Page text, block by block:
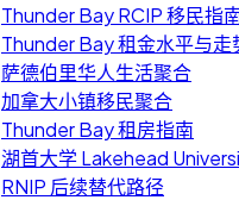
Thunder Bay RCIP 移民指
Thunder Bay 租金水平与走
萨德伯里华人生活聚合
加拿大小镇移民聚合
Thunder Bay 租房指南
湖首大学 Lakehead
RNIP 后续替代路径